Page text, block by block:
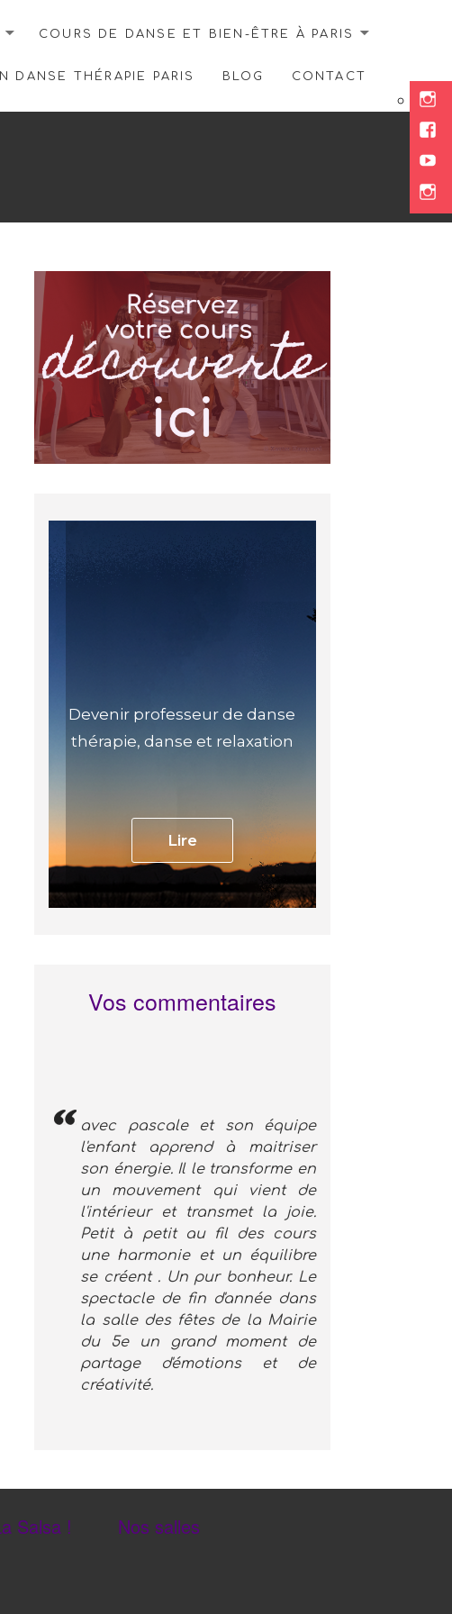
COURS DE DANSE ET BIEN-ÊTRE À PARIS
DANSE THÉRAPIE PARIS BLOG CONTACT
Devenir professeur de danse
thérapie, danse et relaxation
Lire
Vos commentaires
avec pascale et son équipe
l'enfant apprend à maitriser
son énergie. Il le transforme en
un mouvement qui vient de
l'intérieur et transmet la joie.
Petit à petit au fil des cours
une harmonie et un équilibre
se créent . Un pur bonheur. Le
spectacle de fin d'année dans
la salle des fêtes de la Mairie
du 5e un grand moment de
partage d'émotions et de
créativité.
Salsa ! Nos salles